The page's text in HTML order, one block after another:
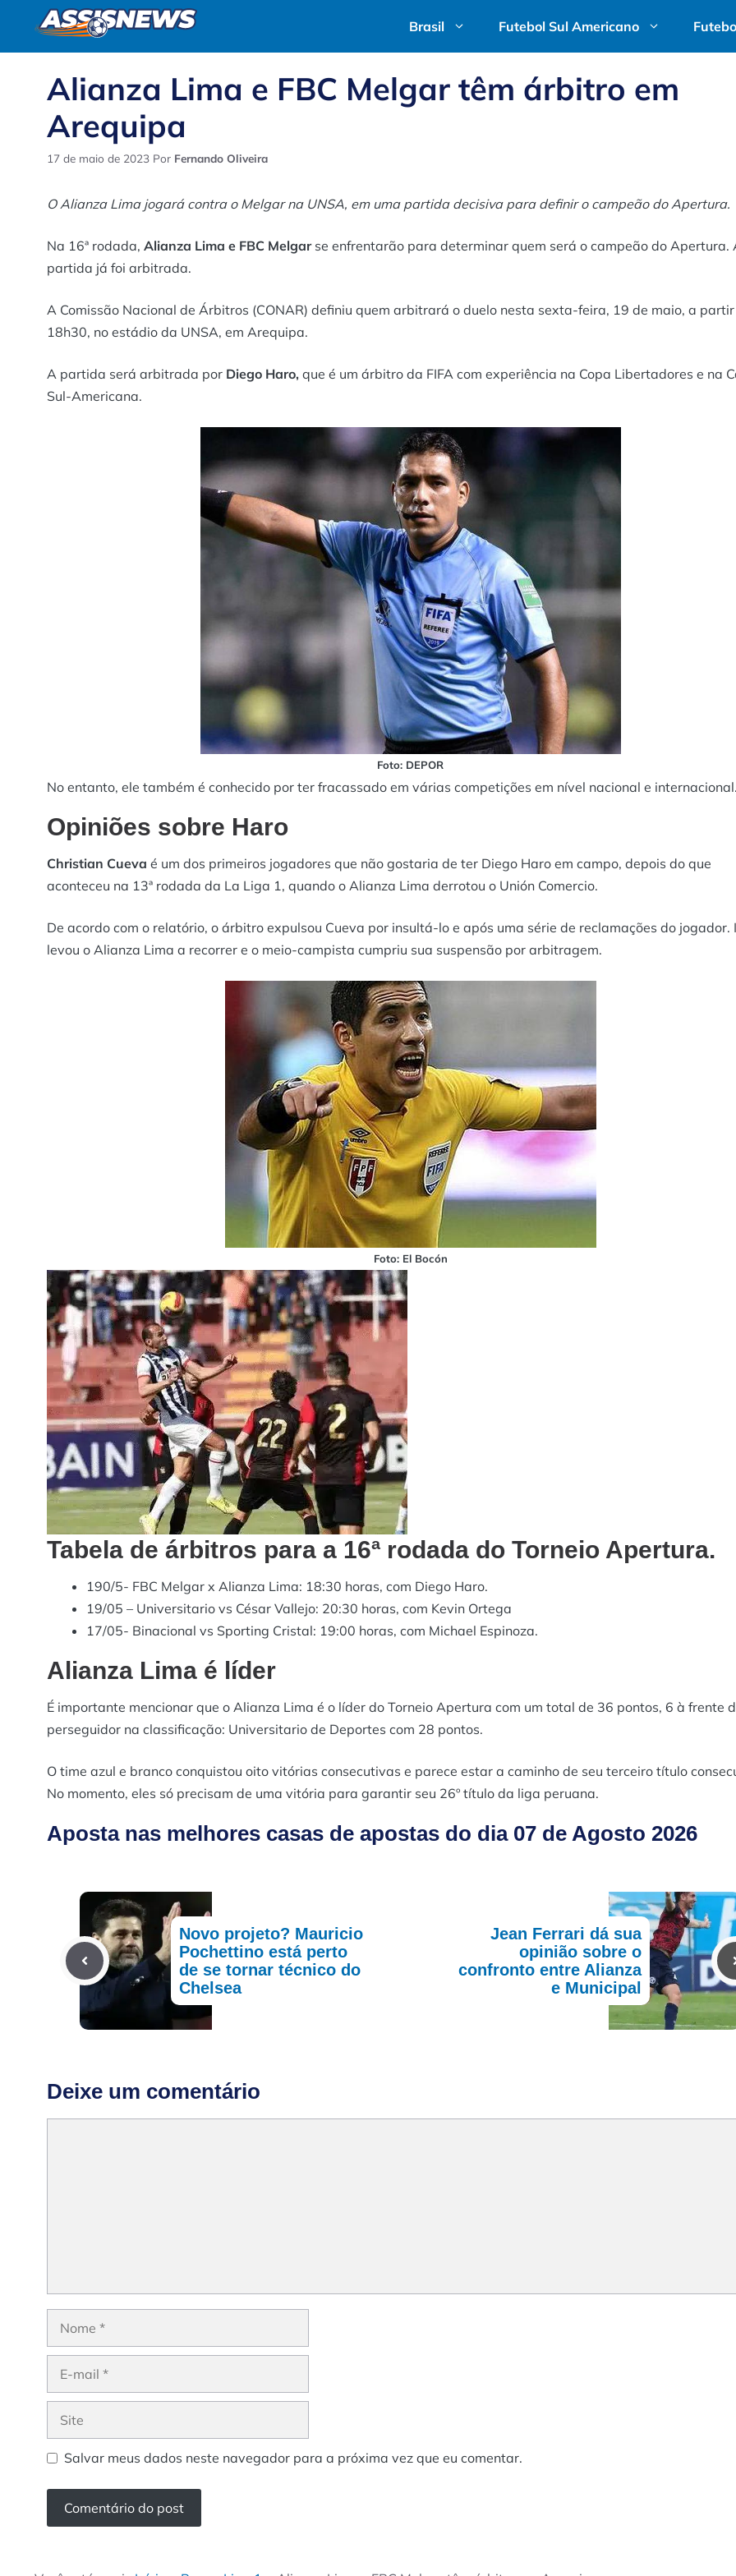
o
conteúdo
Brasil Futebol Sul Americano
Alianza Lima e FBC Melgar têm árbitro em
Arequipa
17 de maio de 2023 Por Fernando Oliveira
O Alianza Lima jogará contra o Melgar na UNSA, em uma partida decisiva para definir o campeão do Apertura.
Na 16ª rodada, Alianza Lima e FBC Melgarse enfrentarão para determinar quem será o campeão do Apertura.
partida já foi arbitrada.
A Comissão Nacional de Árbitros (CONAR) definiu quem arbitrará o duelo nesta sexta-feira, 19 de maio, a
18h30, no estádio da UNSA, em Arequipa.
A partida será arbitrada por Diego Haro, que é um árbitro da FIFA com experiência na Copa Libertadores e na
Sul-Americana.
Foto: DEPOR
No entanto, ele também é conhecido por ter fracassado em várias competições em nível nacional e internacional.
Opiniões sobre Haro
Christian Cueva é um dos primeiros jogadores que não gostaria de ter Diego Haro em campo, depois do que
aconteceu na 13ª rodada da La Liga 1, quando o Alianza Lima derrotou o Unión Comercio.
De acordo com o relatório, o árbitro expulsou Cueva por insultá-lo e após uma série de reclamações do jogador.
levou o Alianza Lima a recorrer e o meio-campista cumpriu sua suspensão por arbitragem.
Foto: El Bocón
Tabela de árbitros para a 16ª rodada do Torneio Apertura.
190/5- FBC Melgar x Alianza Lima: 18:30 horas, com Diego Haro.
19/05 – Universitario vs César Vallejo: 20:30 horas, com Kevin Ortega
17/05- Binacional vs Sporting Cristal: 19:00 horas, com Michael Espinoza.
Alianza Lima é líder
É importante mencionar que o Alianza Lima é o líder do Torneio Apertura com um total de 36 pontos, 6 à frente
perseguidor na classificação: Universitario de Deportes com 28 pontos.
O time azul e branco conquistou oito vitórias consecutivas e parece estar a caminho de seu terceiro título
No momento, eles só precisam de uma vitória para garantir seu 26º título da liga peruana.
Aposta nas melhores casas de apostas do dia 07 de Agosto 2026
Novo projeto? Mauricio
Pochettino está perto
de se tornar técnico do
Chelsea
Jean Ferrari dá sua
opinião sobre o
confronto entre Alianza
e Municipal
Deixe um comentário
Salvar meus dados neste navegador para a próxima vez que eu comentar.